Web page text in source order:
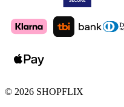
© 2026 SHOPFLIX